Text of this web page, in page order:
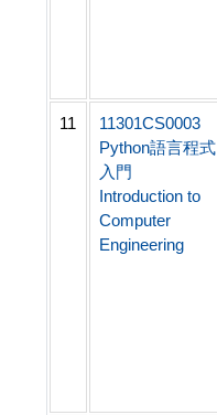
11
11301CS0003
Python語言程式
入門
Introduction to
Computer
Engineering